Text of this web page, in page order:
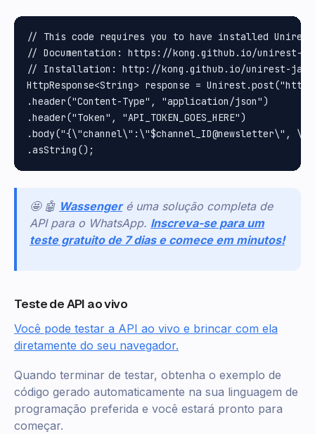
// This code requires you to have installed Unirest
// Documentation: https://kong.github.io/unirest-
// Installation: http://kong.github.io/unirest-
HttpResponse<String> response =
.header("Content-Type", "application/json")
.header("Token", "API_TOKEN_GOES_HERE")
.body("{\"channel\":\"$channel_ID@newsletter\",
🤩 🤖 Wassenger é uma solução completa de
API para o WhatsApp. Inscreva-se para um
teste gratuito de 7 dias e comece em minutos!
Teste de API ao vivo
Você pode testar a API ao vivo e brincar com ela
diretamente do seu navegador.
Quando terminar de testar, obtenha o exemplo de
código gerado automaticamente na sua linguagem de
programação preferida e você estará pronto para
começar.